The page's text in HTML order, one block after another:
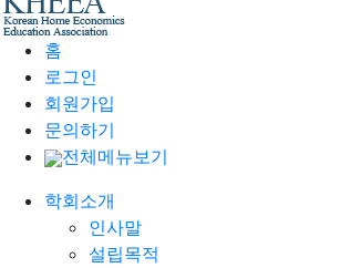
홈
로그인
회원가입
문의하기
전체메뉴보기
학회소개
인사말
설립목적